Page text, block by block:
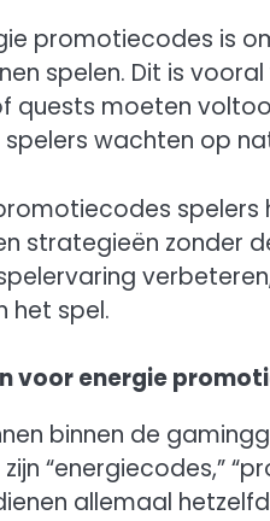
promotiecodes is
spelen. Dit is
quests moeten
wachten op
strategieën zonder
het spel.
voor energie
binnen de
“energiecodes,”
allemaal